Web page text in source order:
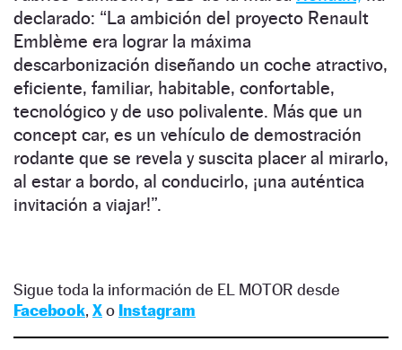
declarado: “La ambición del proyecto Renault
Emblème era lograr la máxima
descarbonización diseñando un coche atractivo,
eficiente, familiar, habitable, confortable,
tecnológico y de uso polivalente. Más que un
concept car, es un vehículo de demostración
rodante que se revela y suscita placer al mirarlo,
al estar a bordo, al conducirlo, ¡una auténtica
invitación a viajar!”.
Sigue toda la información de EL MOTOR desde
Facebook, Xo Instagram